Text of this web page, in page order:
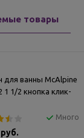
товары
для ванны McAlpine
1 1/2 кнопка клик-
Много